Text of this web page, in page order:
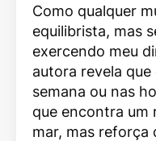
Como qualquer
equilibrista, mas
exercendo meu
autora revela
semana ou nas
que encontra
mar, mas reforça